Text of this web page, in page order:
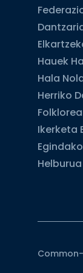
Hauek
Hala
Herriko
Ikerketa
Common-